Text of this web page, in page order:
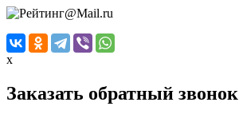
x
Заказать обратный звонок